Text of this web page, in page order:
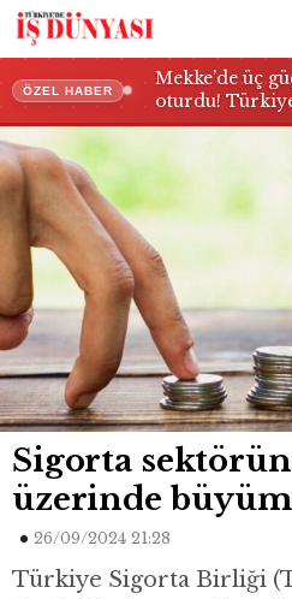
ÖZEL HABER
Mekke’de üç
oturdu!
Sigorta
üzerinde
26/09/2024 21:28
Türkiye Sigorta Birliği